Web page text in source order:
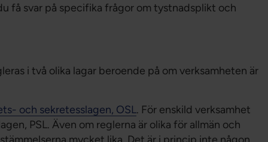
få svar på specifika frågor om tystnadsplikt och
i två olika lagar beroende på om verksamheten är
och sekretesslagen, OSL. För enskild verksamhet
PSL. Även om reglerna är olika för allmän och
mycket lika. Det är i princip inte någon